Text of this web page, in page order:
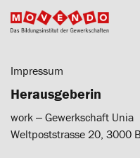
Impressum
Herausgeberin
work ‒ Gewerkschaft Unia
Weltpoststrasse 20, 3000